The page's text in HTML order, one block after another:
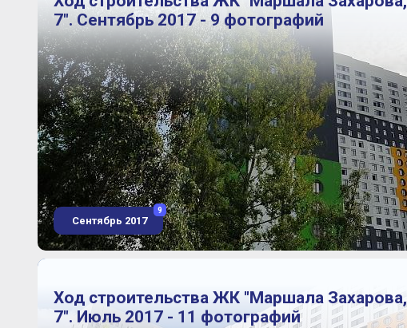
7". Сентябрь 2017 - 9 фотографий
Сентябрь 2017
9
Ход строительства ЖК "Маршала Захарова,
7". Июль 2017 - 11 фотографий